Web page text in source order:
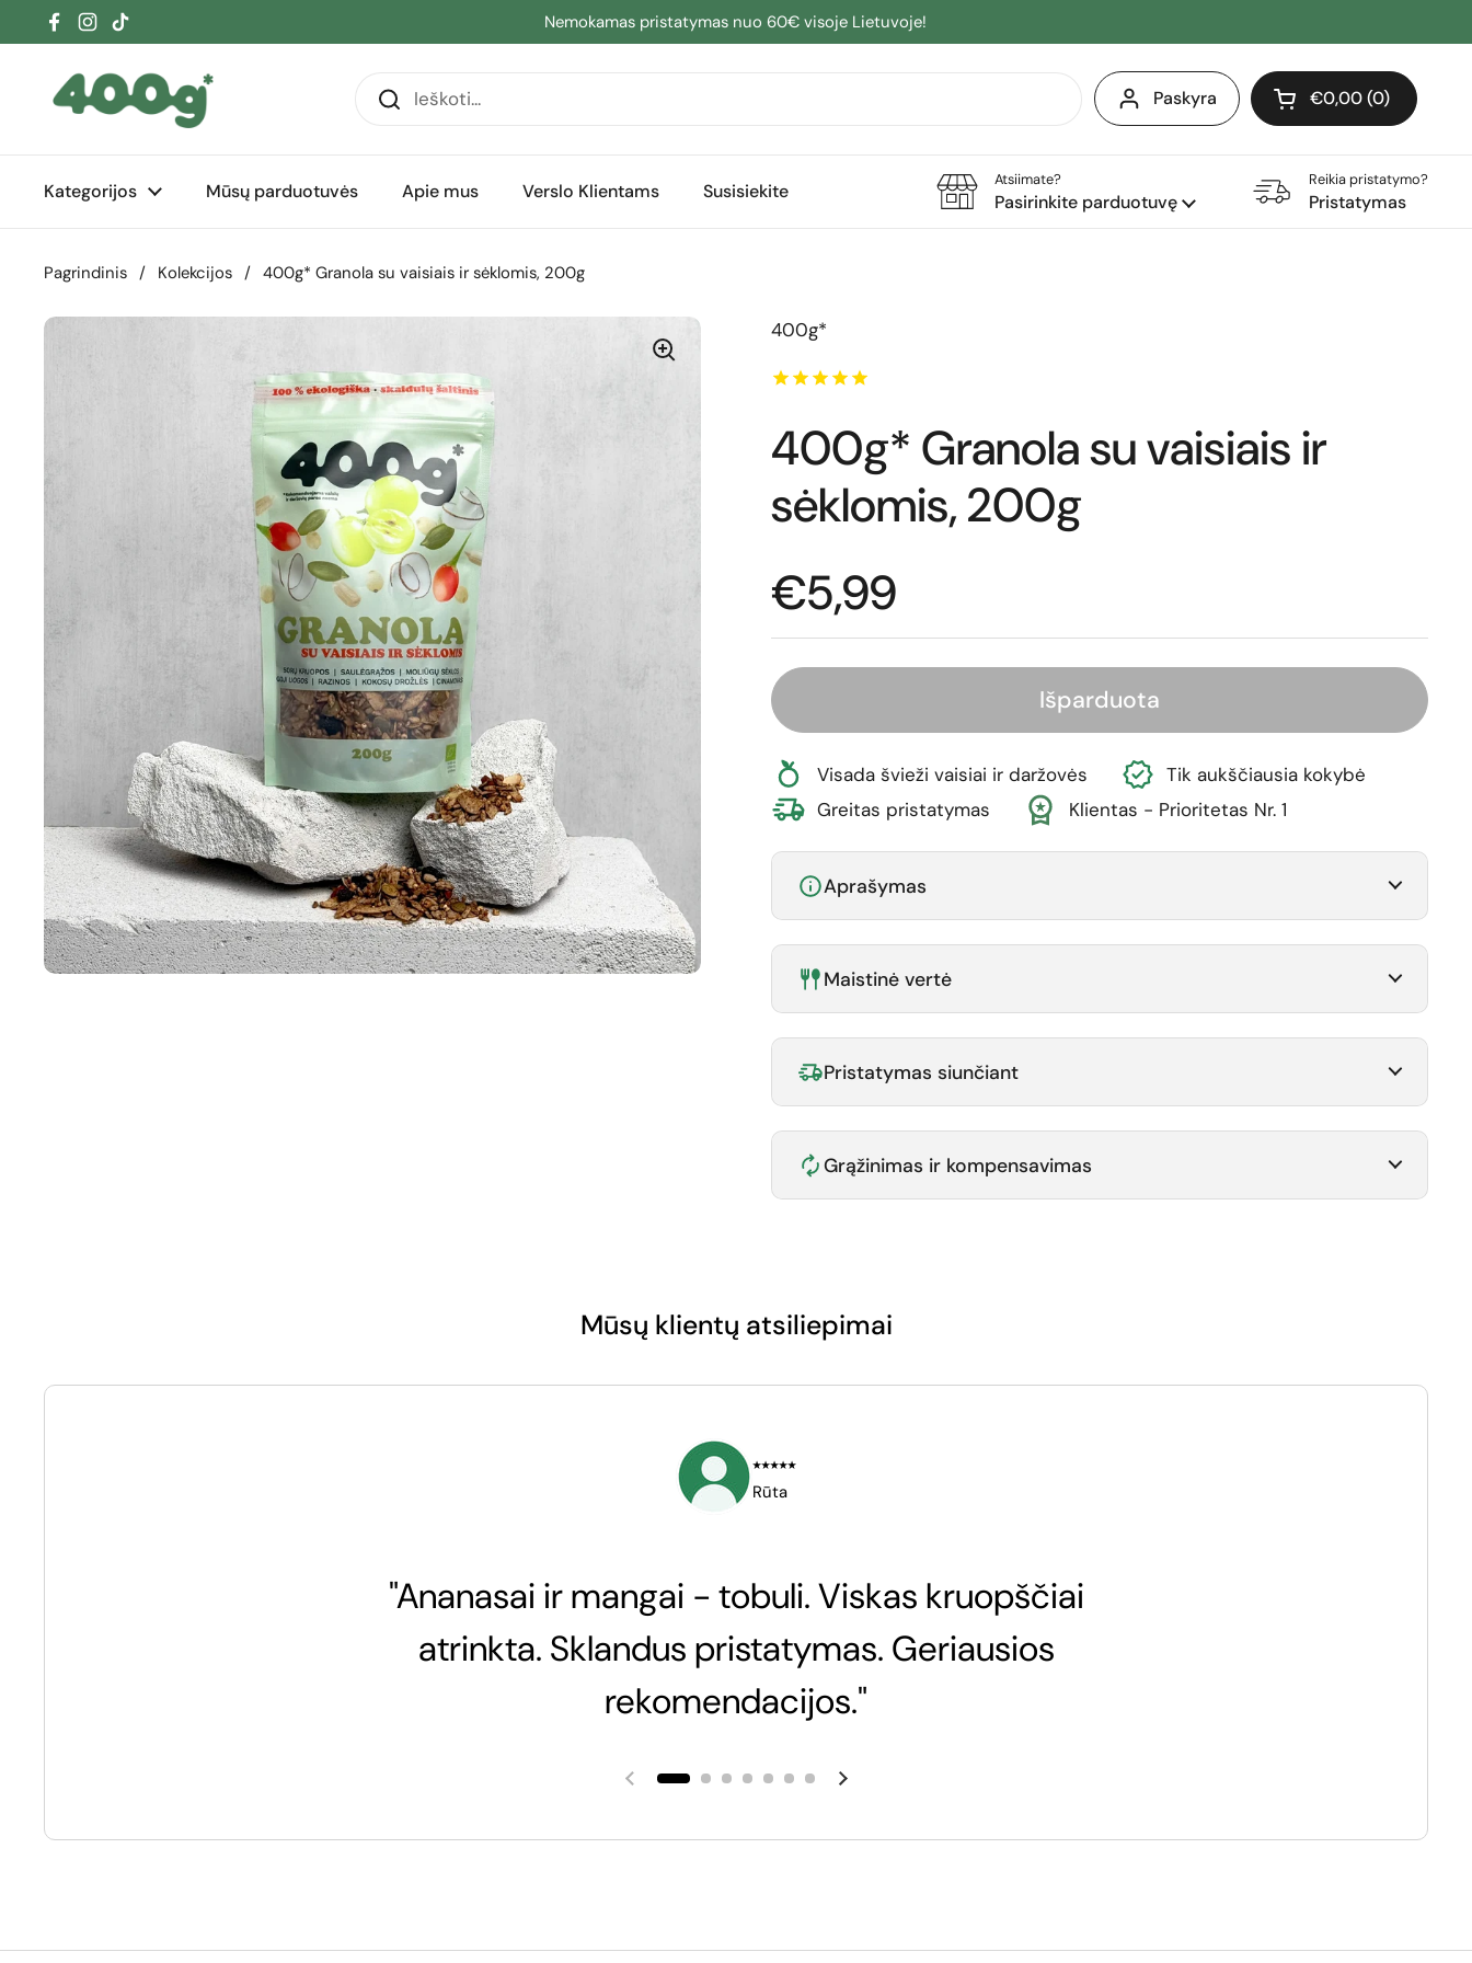
Pereiti prie turinio
Facebook
Instagram
TikTok
Nemokamas pristatymas nuo 60€ visoje Lietuvoje!
Paskyra Atidaryti krepšelį
Pirkinių krepšelis Iš
€0,00 0
produktai (-ų) yra
Kategorijos Mūsų parduotuvės Apie mus Verslo Klientams Susisiekite
Atsiimate?
Pasirinkite parduotuvę
Reikia pristatymo?
Pristatymas
Pagrindinis / Kolekcijos / 400g* Granola su vaisiais ir sėklomis, 200g
400g*
400g* Granola su vaisiais ir
sėklomis, 200g
Normali kaina
€5,99
Išparduota
Visada švieži vaisiai ir daržovės
Tik aukščiausia kokybė
Greitas pristatymas
Klientas - Prioritetas Nr. 1
Aprašymas
Maistinė vertė
Pristatymas siunčiant
Grąžinimas ir kompensavimas
Mūsų klientų atsiliepimai
⭑⭑⭑⭑⭑
Rūta
"Ananasai ir mangai - tobuli. Viskas kruopščiai
atrinkta. Sklandus pristatymas. Geriausios
rekomendacijos."
Ankstesnė skaidrė Kita skaidrė